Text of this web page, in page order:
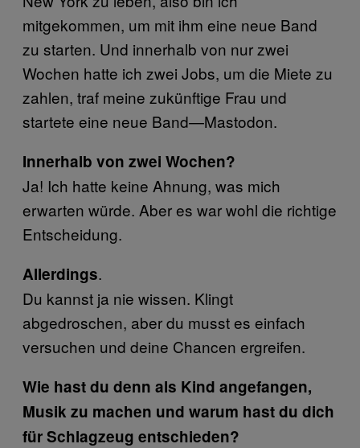
mitgekommen, um mit ihm eine neue Band
zu starten. Und innerhalb von nur zwei
Wochen hatte ich zwei Jobs, um die Miete zu
zahlen, traf meine zukünftige Frau und
startete eine neue Band—Mastodon.
Innerhalb von zwei Wochen?
Ja! Ich hatte keine Ahnung, was mich
erwarten würde. Aber es war wohl die richtige
Entscheidung.
Allerdings.
Du kannst ja nie wissen. Klingt
abgedroschen, aber du musst es einfach
versuchen und deine Chancen ergreifen.
Wie hast du denn als Kind angefangen,
Musik zu machen und warum hast du dich
für Schlagzeug entschieden?